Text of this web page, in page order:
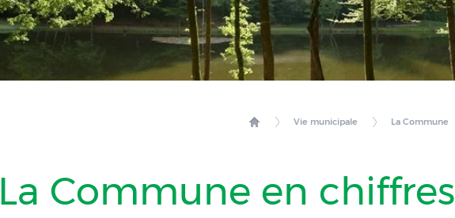
Vie municipale La Commune
La Commune en chiffres